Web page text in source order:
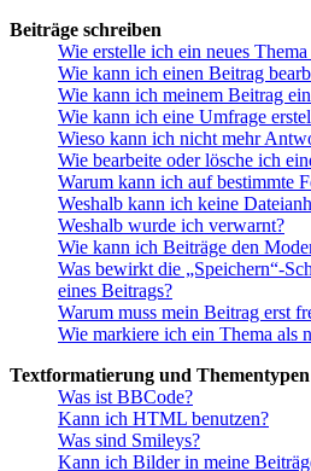
Beiträge schreiben
Wie erstelle ich ein neues
Wie kann ich einen Beitrag
Wie kann ich meinem Beitrag
Wie kann ich eine Umfrage
Wieso kann ich nicht mehr
Wie bearbeite oder lösche ich
Warum kann ich auf bestimmte
Weshalb kann ich keine
Weshalb wurde ich verwarnt?
Wie kann ich Beiträge den
Was bewirkt die „Speichern“-
eines Beitrags?
Warum muss mein Beitrag erst
Wie markiere ich ein Thema als
Textformatierung und Thementypen
Was ist BBCode?
Kann ich HTML benutzen?
Was sind Smileys?
Kann ich Bilder in meine